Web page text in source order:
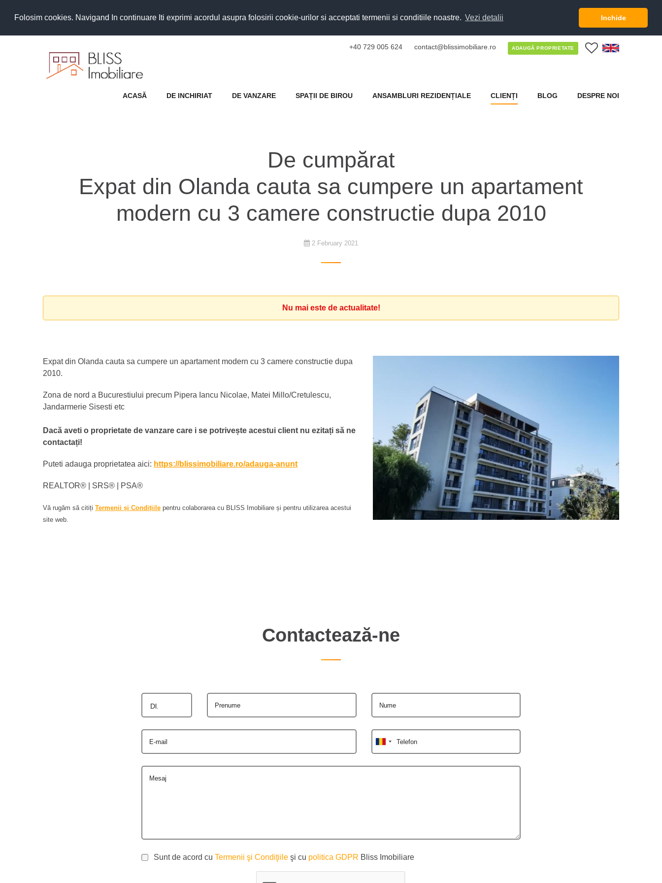
Folosim cookies. Navigand In continuare Iti exprimi acordul asupra folosirii cookie-urilor si acceptati termenii si conditiile noastre. Vezi detalii Inchide
+40 729 005 624 contact@blissimobiliare.ro ADAUGĂ PROPRIETATE
ACASĂ DE INCHIRIAT DE VANZARE SPAȚII DE BIROU ANSAMBLURI REZIDENȚIALE CLIENȚI BLOG DESPRE NOI
De cumpărat
Expat din Olanda cauta sa cumpere un apartament
modern cu 3 camere constructie dupa 2010
2 February 2021
Nu mai este de actualitate!
Expat din Olanda cauta sa cumpere un apartament modern cu 3 camere constructie dupa
2010.
Zona de nord a Bucurestiului precum Pipera Iancu Nicolae, Matei Millo/Cretulescu,
Jandarmerie Sisesti etc
Dacă aveti o proprietate de vanzare care i se potrivește acestui client nu ezitați să ne
contactați!
Puteti adauga proprietatea aici: https://blissimobiliare.ro/adauga-anunt
REALTOR®️ | SRS®️ | PSA®️
Vă rugăm să citiți Termenii și Condițiile pentru colaborarea cu BLISS Imobiliare și pentru utilizarea acestui
site web.
Contactează-ne
Dl. Prenume Nume
E-mail Telefon
Mesaj
Sunt de acord cu Termenii şi Condiţiile şi cu politica GDPR Bliss Imobiliare